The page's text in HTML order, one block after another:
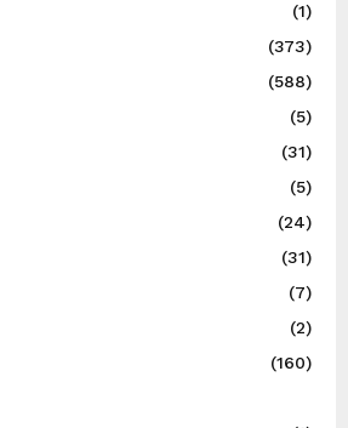
(1)
(373)
(588)
(5)
(31)
(5)
(24)
(31)
(7)
(2)
(160)